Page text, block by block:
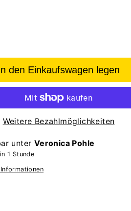
den Einkaufswagen legen
Weitere Bezahlmöglichkeiten
unter Veronica Pohle
1 Stunde